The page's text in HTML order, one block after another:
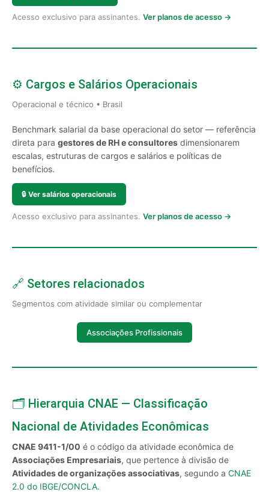
Acesso exclusivo para assinantes. Ver planos de acesso →
⚙️ Cargos e Salários Operacionais
Operacional e técnico • Brasil
Benchmark salarial da base operacional do setor — referência
direta para gestores de RH e consultores dimensionarem
escalas, estruturas de cargos e salários e políticas de
benefícios.
🔒 Ver salários operacionais
Acesso exclusivo para assinantes. Ver planos de acesso →
🔗 Setores relacionados
Segmentos com atividade similar ou complementar
Associações Profissionais
🗂️ Hierarquia CNAE — Classificação
Nacional de Atividades Econômicas
CNAE 9411-1/00 é o código da atividade econômica de
Associações Empresariais, que pertence à divisão de
Atividades de organizações associativas, segundo a CNAE
2.0 do IBGE/CONCLA.